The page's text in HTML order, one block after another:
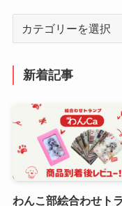
新着記事
わんこ部絵合わせト